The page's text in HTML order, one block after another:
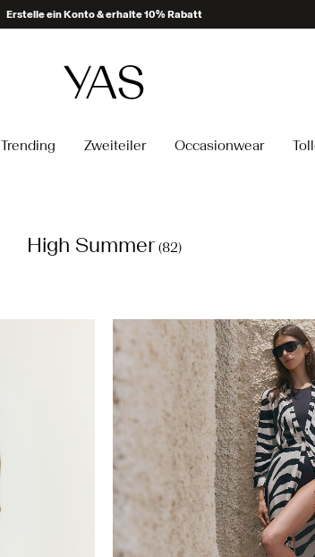
Delivery times may be longer than usual
Trending Zweiteiler Occasionwear
High Summer (82)
https://www.y-a-s.com/de-de/
kleid-